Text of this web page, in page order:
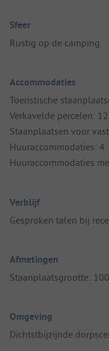
Sfeer
Rustig op de camping
Accommodaties
Toeristische
Verkavelde percelen: 12
Staanplaatsen voor
Huuraccommodaties: 4
Huuraccommodaties
Verblijf
Gesproken talen bij
Afmetingen
Staanplaatsgrootte:
Omgeving
Dichtstbijzijnde